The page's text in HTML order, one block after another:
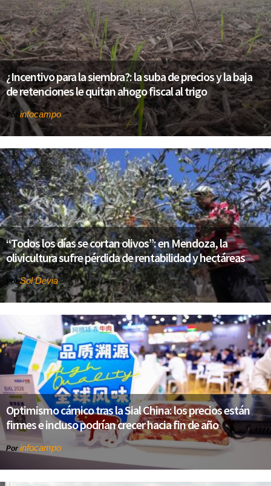
¿Incentivo para la siembra?: la suba de precios y la baja
de retenciones le quitan ahogo fiscal al trigo
Por infocampo
“Todos los días se cortan olivos”: en Mendoza, la
olivicultura sufre pérdida de rentabilidad y hectáreas
PorSol Devia
Optimismo cárnico tras la Sial China: los precios están
firmes e incluso podrían crecer hacia fin de año
Por infocampo